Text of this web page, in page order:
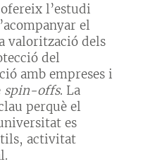
ofereix l’estudi
el
valorització dels
del
amb empreses i
spin-offs. La
perquè el
es
activitat